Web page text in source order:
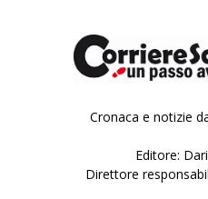
Cronaca e notizie
Editore:
Direttore